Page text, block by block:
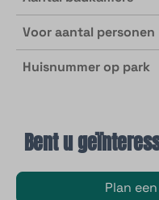
Voor aantal personen
Huisnummer op park
Bent u
Plan